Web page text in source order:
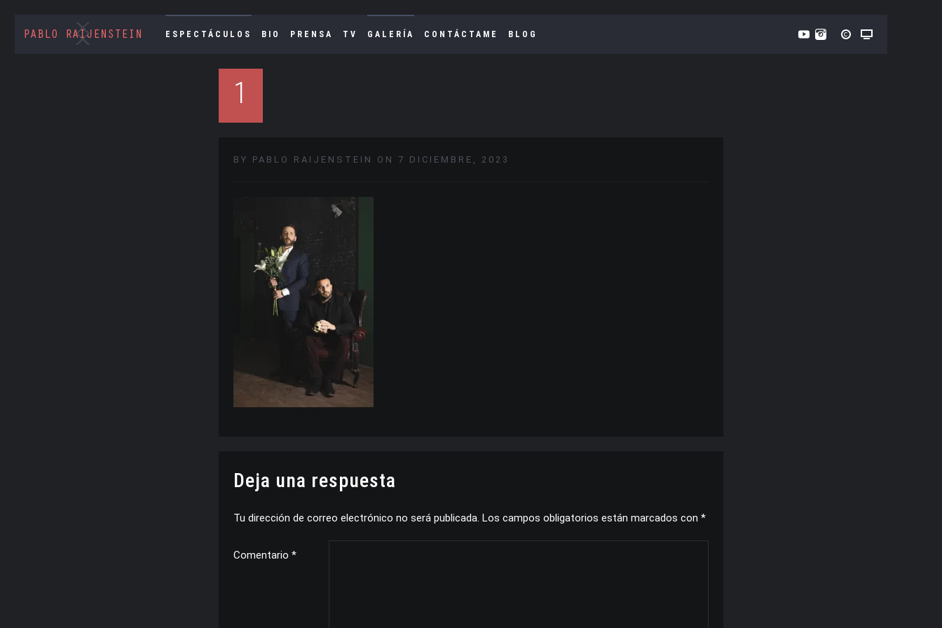
ESPECTÁCULOS BIO PRENSA TV GALERÍA CONTÁCTAME BLOG
1
BY PABLO RAIJENSTEIN ON 7 DICIEMBRE, 2023
Deja una respuesta
Tu dirección de correo electrónico no será publicada. Los campos obligatorios están marcados con *
Comentario *